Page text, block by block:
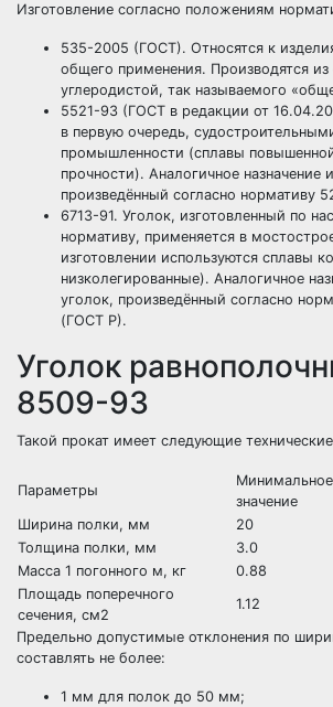
Изготовление согласно положениям
535-2005 (ГОСТ). Относятся к
общего применения. Производятся из
углеродистой, так называемого
5521-93 (ГОСТ в редакции от
в первую очередь,
промышленности (сплавы
прочности). Аналогичное назначение
произведённый согласно нормативу
6713-91. Уголок, изготовленный по
нормативу, применяется в
изготовлении используются сплавы
низколегированные). Аналогичное
уголок, произведённый согласно
(ГОСТ Р).
Уголок
8509-93
Такой прокат имеет следующие
Параметры
Минимальное
значение
Ширина полки, мм
20
Толщина полки, мм
3.0
Масса 1 погонного м, кг
0.88
Площадь поперечного
сечения, см2
1.12
Предельно допустимые отклонения по
составлять не более:
1 мм для полок до 50 мм;